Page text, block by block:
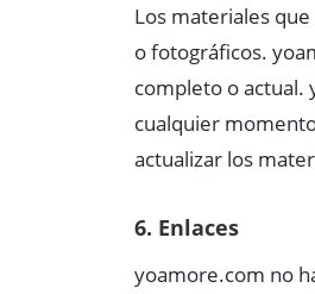
Los materiales
o fotográficos.
completo o actual.
cualquier
actualizar los
6. Enlaces
yoamore.com no